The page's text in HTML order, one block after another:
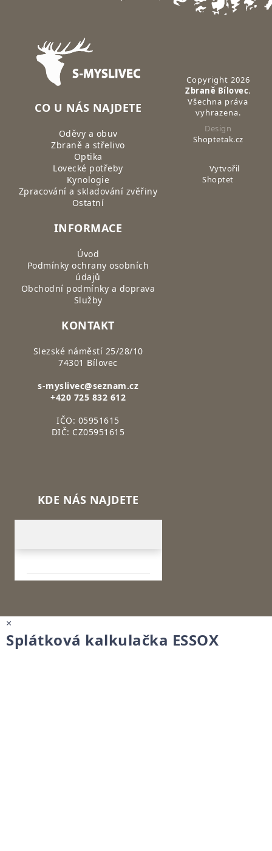
Zápatí
CO U NÁS NAJDETE
Oděvy a obuv
Zbraně a střelivo
Optika
Lovecké potřeby
Kynologie
Zpracování a skladování zvěřiny
Ostatní
INFORMACE
Úvod
Podmínky ochrany osobních
údajů
Obchodní podmínky a doprava
Služby
KONTAKT
Slezské náměstí 25/28/10
74301 Bílovec
s-myslivec@seznam.cz
+420 725 832 612
IČO: 05951615
DIČ: CZ05951615
KDE NÁS NAJDETE
Copyright 2026
Zbraně Bílovec.
Všechna práva
vyhrazena.
Design
Shoptetak.cz
Vytvořil
Shoptet
×
Splátková kalkulačka ESSOX